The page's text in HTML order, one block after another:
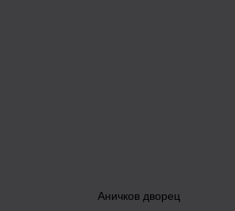
Аничков дворец